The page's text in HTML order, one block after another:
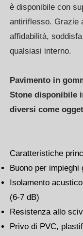
è disponibile con
antiriflesso. Grazie
affidabilità,
qualsiasi interno.
Pavimento in
Stone disponibile
diversi come
Caratteristiche
Buono per impieghi
Isolamento
(6-7 dB)
Resistenza allo
Privo di PVC,